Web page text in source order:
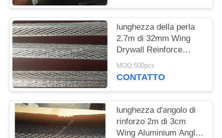
lunghezza della perla
2.7m di 32mm Wing
Drywall Reinforce
Aluminum Angle
MOQ:500pcs
CONTATTO
lunghezza d'angolo di
rinforzo 2m di 3cm
Wing Aluminium Angle